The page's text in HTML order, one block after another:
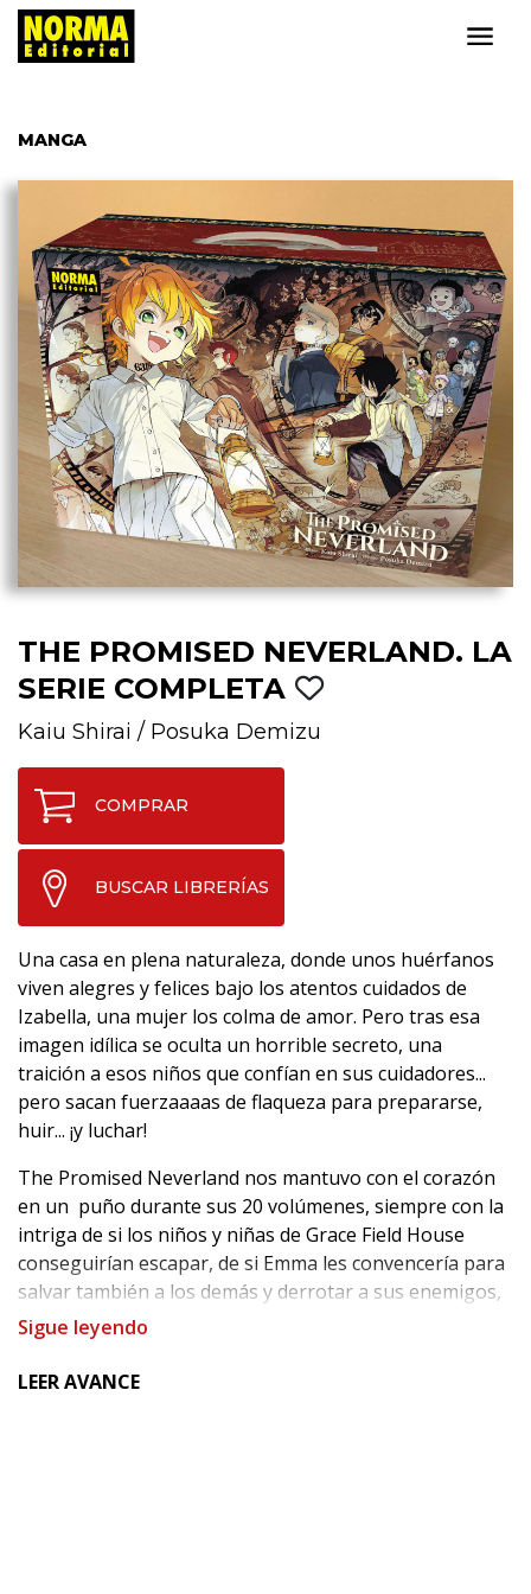
MANGA
THE PROMISED NEVERLAND. LA
SERIE COMPLETA
Kaiu Shirai / Posuka Demizu
COMPRAR
BUSCAR LIBRERÍAS
Una casa en plena naturaleza, donde unos huérfanos
viven alegres y felices bajo los atentos cuidados de
Izabella, una mujer los colma de amor. Pero tras esa
imagen idílica se oculta un horrible secreto, una
traición a esos niños que confían en sus cuidadores...
pero sacan fuerzaaaas de flaqueza para prepararse,
huir... ¡y luchar!
The Promised Neverland nos mantuvo con el corazón
en un puño durante sus 20 volúmenes, siempre con la
intriga de si los niños y niñas de Grace Field House
conseguirían escapar, de si Emma les convencería para
salvar también a los demás y derrotar a sus enemigos,
de si descubrirían el verdadero origen del mundo que
Este espectacular caja, con un diseño exclusivo para
Sigue leyendo
LEER AVANCE